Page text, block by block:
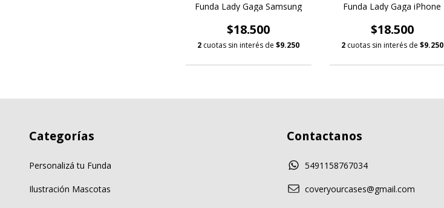
Funda Lady Gaga Samsung
$18.500
2 cuotas sin interés de$9.250
Funda Lady Gaga iPhone
$18.500
2 cuotas sin interés de $9.250
Categorías
Personalizá tu Funda
Ilustración Mascotas
Contactanos
5491158767034
coveryourcases@gmail.com